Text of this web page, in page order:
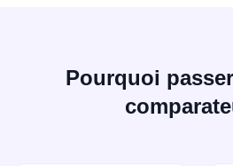
Pourquoi